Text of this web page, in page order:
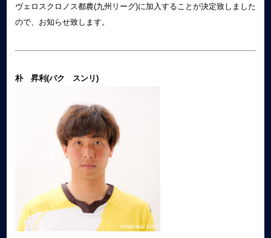
ヴェロスクロノス都農(九州リーグ)に加入することが決定致しました
ので、お知らせ致します。
朴 昇利(パク スンリ)